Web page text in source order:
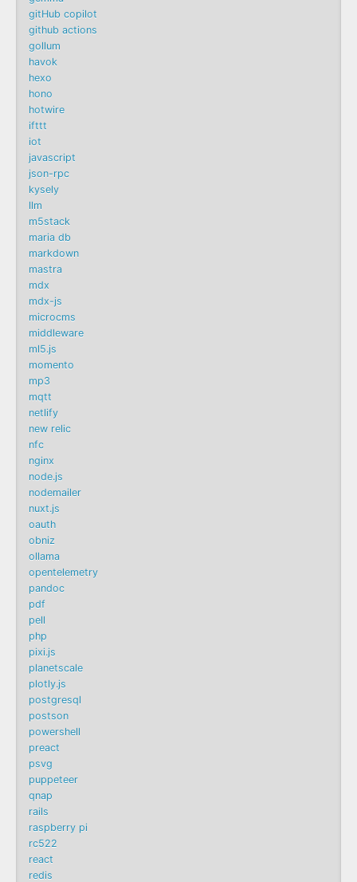
gitHub copilot
github actions
gollum
havok
hexo
hono
hotwire
ifttt
iot
javascript
json-rpc
kysely
llm
m5stack
maria db
markdown
mastra
mdx
mdx-js
microcms
middleware
ml5.js
momento
mp3
mqtt
netlify
new relic
nfc
nginx
node.js
nodemailer
nuxt.js
oauth
obniz
ollama
opentelemetry
pandoc
pdf
pell
php
pixi.js
planetscale
plotly.js
postgresql
postson
powershell
preact
psvg
puppeteer
qnap
rails
raspberry pi
rc522
react
redis